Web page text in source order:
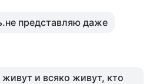
представляю даже
и всяко живут, кто